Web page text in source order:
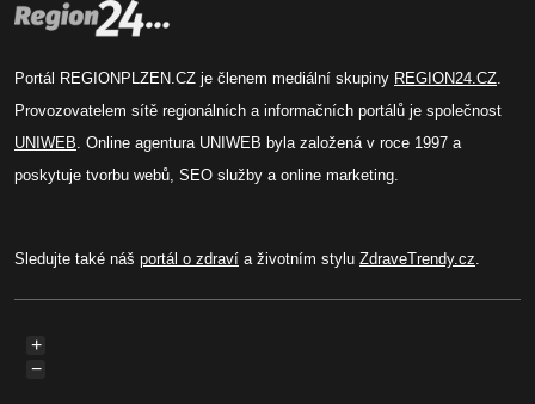
Portál REGIONPLZEN.CZ je členem mediální skupiny REGION24.CZ.
Provozovatelem sítě regionálních a informačních portálů je společnost
UNIWEB. Online agentura UNIWEB byla založená v roce 1997 a
poskytuje tvorbu webů, SEO služby a online marketing.
Sledujte také náš portál o zdraví a životním stylu ZdraveTrendy.cz.
+
−